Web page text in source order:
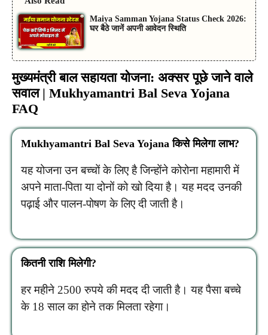
Maiya Samman Yojana Status Check 2026:
घर बैठे जानें अपनी आवेदन स्थिति
मुख्यमंत्री बाल सहायता योजना: अक्सर पूछे जाने वाले
सवाल | Mukhyamantri Bal Seva Yojana
FAQ
Mukhyamantri Bal Seva Yojana किसे मिलेगा लाभ?
यह योजना उन बच्चों के लिए है जिन्होंने कोरोना महामारी में
अपने माता-पिता या दोनों को खो दिया है। यह मदद उनकी
पढ़ाई और पालन-पोषण के लिए दी जाती है।
कितनी राशि मिलेगी?
हर महीने 2500 रुपये की मदद दी जाती है। यह पैसा बच्चे
के 18 साल का होने तक मिलता रहेगा।